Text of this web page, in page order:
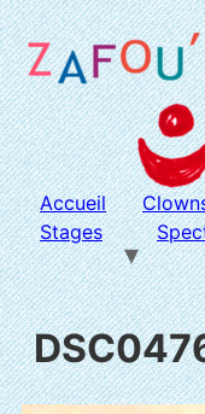
Aller
au
contenu
Accueil
Stages